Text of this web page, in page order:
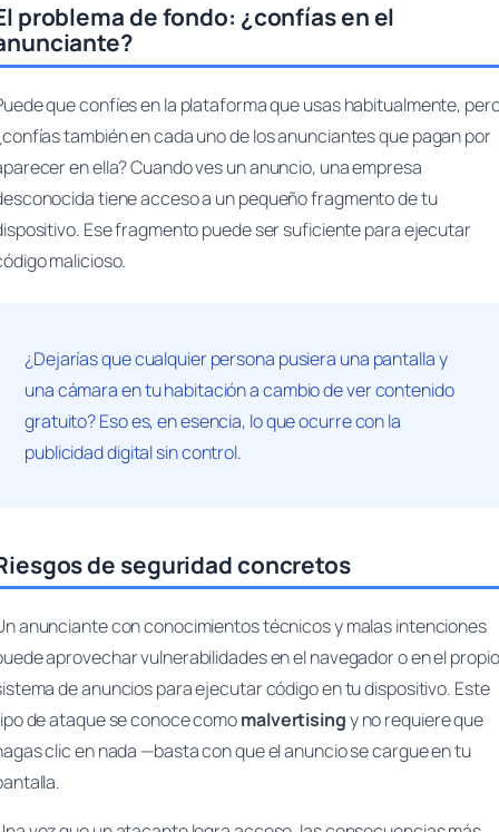
problema de fondo: ¿confías en el
que confíes en la plataforma que usas habitualmente,
también en cada uno de los anunciantes que pagan por
en ella? Cuando ves un anuncio, una empresa
tiene acceso a un pequeño fragmento de tu
Ese fragmento puede ser suficiente para ejecutar
malicioso.
¿Dejarías que cualquier persona pusiera una pantalla y
una cámara en tu habitación a cambio de ver contenido
gratuito? Eso es, en esencia, lo que ocurre con la
publicidad digital sin control.
de seguridad concretos
anunciante con conocimientos técnicos y malas intenciones
aprovechar vulnerabilidades en el navegador o en el propio
de anuncios para ejecutar código en tu dispositivo. Este
de ataque se conoce comomalvertisingy no requiere que
clic en nada —basta con que el anuncio se cargue en tu